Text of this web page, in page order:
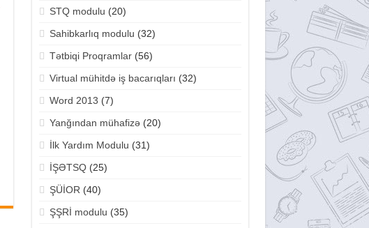
STQ modulu (20)
Sahibkarlıq modulu (32)
Tətbiqi Proqramlar(56)
Virtual mühitdə iş bacarıqları (32)
Word 2013 (7)
Yanğından mühafizə(20)
İlk Yardım Modulu (31)
İŞƏTSQ(25)
ŞÜİOR (40)
ŞŞRİ modulu (35)